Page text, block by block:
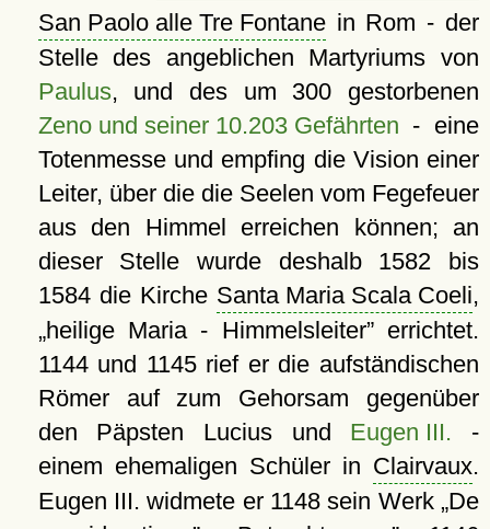
San Paolo alle Tre Fontanein Rom - der
Stelle des angeblichen Martyriums von
Paulus, und des um 300 gestorbenen
Zeno und seiner 10.203 Gefährten - eine
Totenmesse und empfing die Vision einer
Leiter, über die die Seelen vom Fegefeuer
aus den Himmel erreichen können; an
dieser Stelle wurde deshalb 1582 bis
1584 die Kirche Santa Maria Scala Coeli,
heilige Maria - Himmelsleiter errichtet.
1144 und 1145 rief er die aufständischen
Römer auf zum Gehorsam gegenüber
den Päpsten Lucius und Eugen III. -
einem ehemaligen Schüler in Clairvaux.
Eugen III. widmete er 1148 sein Werk De